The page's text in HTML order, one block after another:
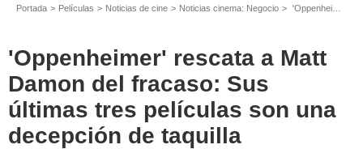
Portada Películas Noticias de cine Noticias cinema: Negocio 'Oppenheimer' rescata a Matt Damon del fracaso: Sus últimas tres películas son una decepción de taquilla
'Oppenheimer' rescata a Matt
Damon del fracaso: Sus
últimas tres películas son una
decepción de taquilla